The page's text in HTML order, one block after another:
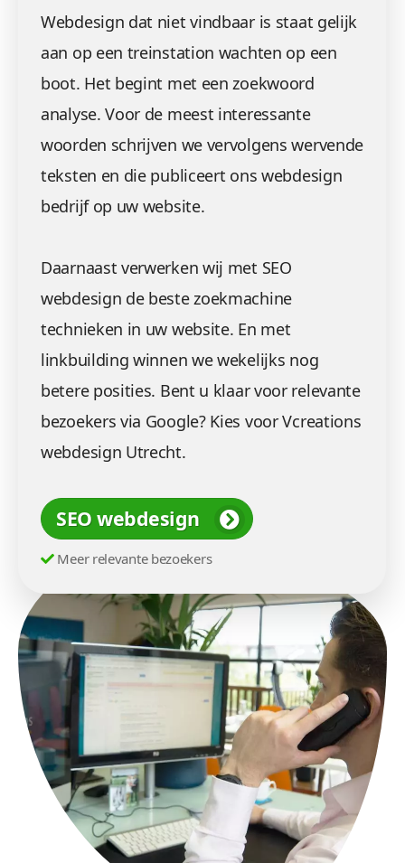
Webdesign dat niet vindbaar is staat gelijk
aan op een treinstation wachten op een
boot. Het begint met een zoekwoord
analyse. Voor de meest interessante
woorden schrijven we vervolgens wervende
teksten en die publiceert ons webdesign
bedrijf op uw website.
Daarnaast verwerken wij met SEO
webdesign de beste zoekmachine
technieken in uw website. En met
linkbuilding winnen we wekelijks nog
betere posities. Bent u klaar voor relevante
bezoekers via Google? Kies voor Vcreations
webdesign Utrecht.
SEO webdesign
Meer relevante bezoekers